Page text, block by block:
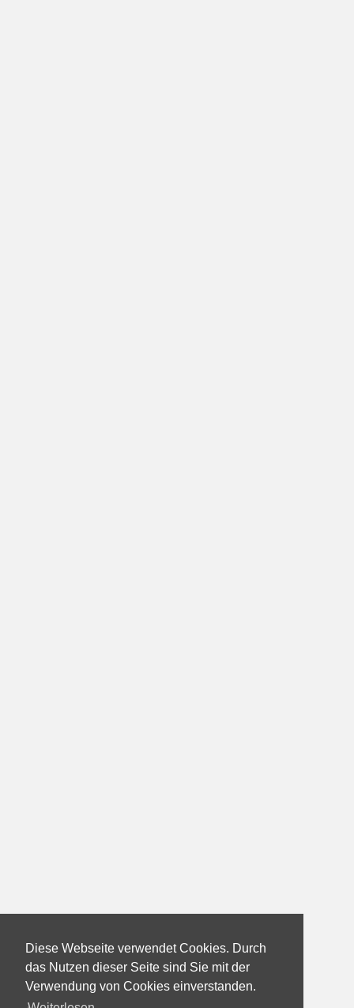
Diese Webseite verwendet Cookies. Durch
das Nutzen dieser Seite sind Sie mit der
Verwendung von Cookies einverstanden.